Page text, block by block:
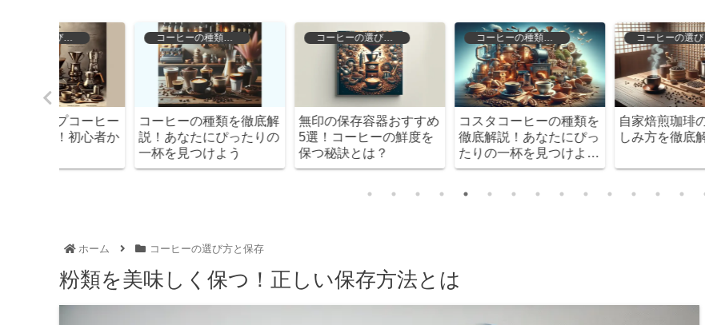
コーヒーの種類と特徴
コーヒーの種類を徹底解
説！あなたにぴったりの
一杯を見つけよう
コーヒーの選び方と保存
無印の保存容器おすすめ
5選！コーヒーの鮮度を
保つ秘訣とは？
コーヒーの種類と特徴
コスタコーヒーの種類を
徹底解説！あなたにぴっ
たりの一杯を見つけよ
う！
コーヒーの選び方と保存
自家焙煎珈琲の魅力と楽
しみ方を徹底解説！
ホーム コーヒーの選び方と保存
粉類を美味しく保つ！正しい保存方法とは